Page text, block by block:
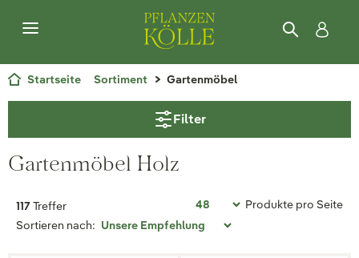
Startseite Sortiment Gartenmöbel
Filter
Gartenmöbel Holz
117Treffer
Produkte pro Seite
Sortieren nach: